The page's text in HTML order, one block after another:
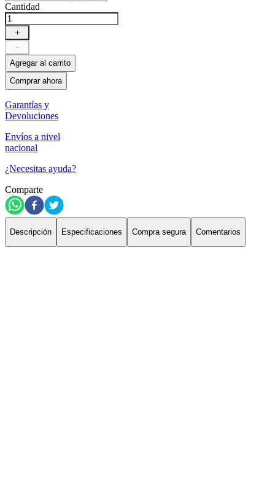
Cantidad
＋
－
Agregar al carrito
Comprar ahora
Garantías y
Devoluciones
Envíos a nivel
nacional
¿Necesitas ayuda?
Comparte
Descripción Especificaciones Compra segura Comentarios